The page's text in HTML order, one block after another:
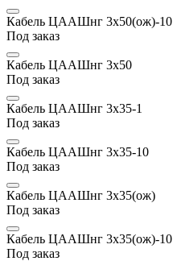
Кабель ЦААШнг 3х50(ож)-10
Под заказ
Кабель ЦААШнг 3х50
Под заказ
Кабель ЦААШнг 3х35-1
Под заказ
Кабель ЦААШнг 3х35-10
Под заказ
Кабель ЦААШнг 3х35(ож)
Под заказ
Кабель ЦААШнг 3х35(ож)-10
Под заказ